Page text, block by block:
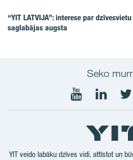
“YIT LATVIJA”: interese par
saglabājas augsta
Seko
Seko
mums
YouTube
Seko
mums
YIT veido labāku dzīves vidi, attīstot un